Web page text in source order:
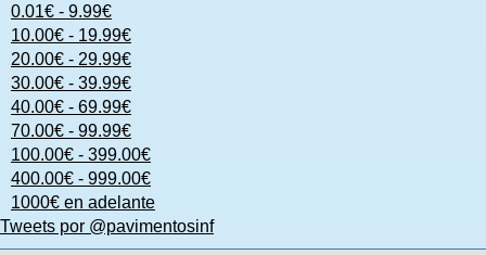
0.01€ - 9.99€
10.00€ - 19.99€
20.00€ - 29.99€
30.00€ - 39.99€
40.00€ - 69.99€
70.00€ - 99.99€
100.00€ - 399.00€
400.00€ - 999.00€
1000€ en adelante
Tweets por @pavimentosinf